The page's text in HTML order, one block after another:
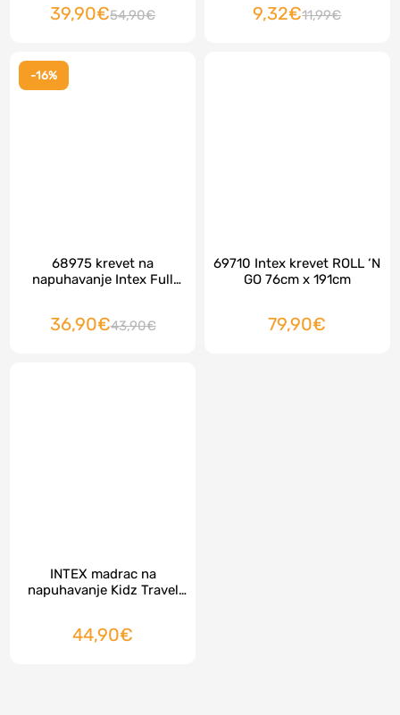
39,90€54,90€ 9,32€11,99€
-16%
68975 krevet na
napuhavanje Intex Full
36,90€43,90€
69710 Intex krevet ROLL ‘N
GO 76cm x 191cm
79,90€
INTEX madrac na
napuhavanje Kidz Travel
44,90€